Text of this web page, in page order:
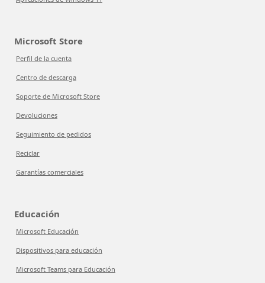
Microsoft Store
Perfil de la cuenta
Centro de descarga
Soporte de Microsoft Store
Devoluciones
Seguimiento de pedidos
Reciclar
Garantías comerciales
Educación
Microsoft Educación
Dispositivos para educación
Microsoft Teams para Educación